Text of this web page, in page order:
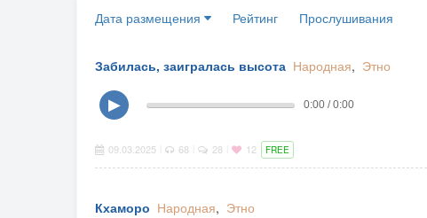
Дата размещения Рейтинг Прослушивания
Забилась, заигралась высота Народная, Этно
▶ 0:00 / 0:00
09.03.2025 68 28 12 FREE
Кхаморо Народная, Этно